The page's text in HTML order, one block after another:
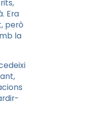
Era
però
la